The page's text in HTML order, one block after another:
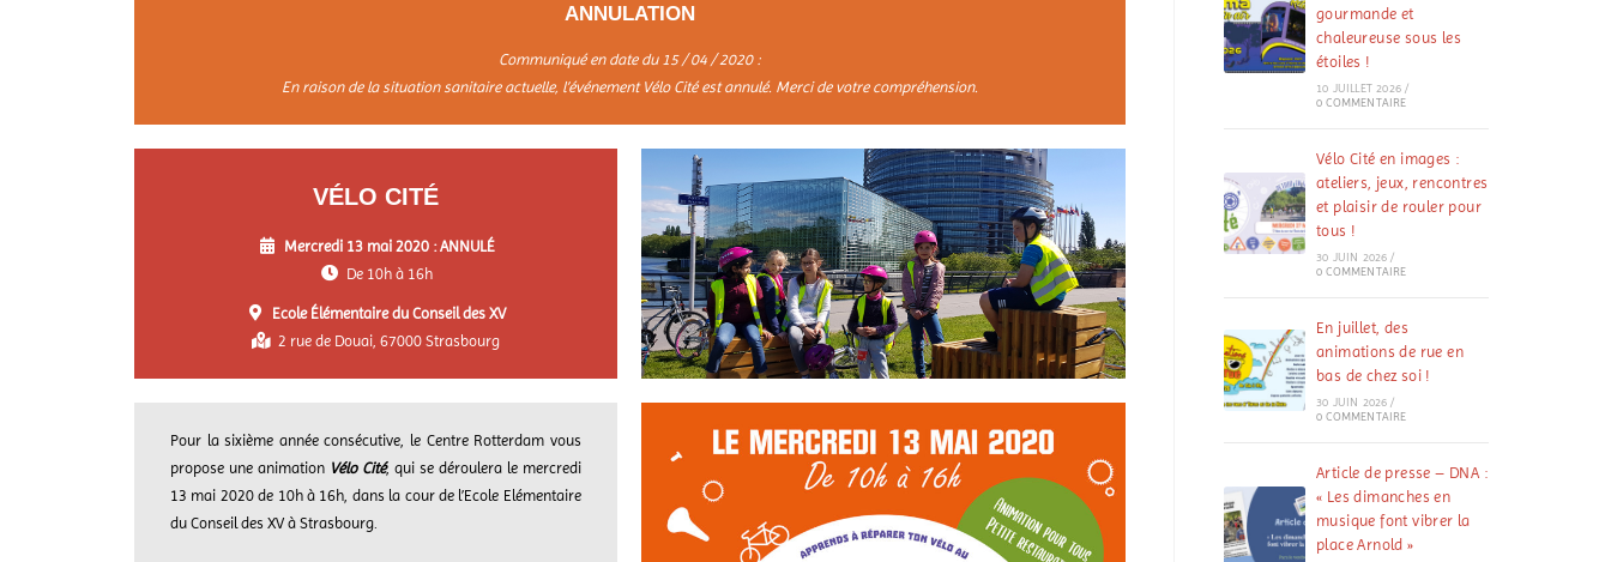
ANNULATION
Communiqué en date du 15 / 04 / 2020 :
En raison de la situation sanitaire actuelle, l’événement Vélo Cité est annulé. Merci de votre compréhension.
VÉLO CITÉ
Mercredi 13 mai 2020 : ANNULÉ
De 10h à 16h
Ecole Élémentaire du Conseil des XV
2 rue de Douai, 67000 Strasbourg
Pour la sixième année consécutive, le Centre Rotterdam vous
propose une animation Vélo Cité, qui se déroulera le mercredi
13 mai 2020 de 10h à 16h, dans la cour de l’Ecole Elémentaire
du Conseil des XV à Strasbourg.
gourmande et
chaleureuse sous les
étoiles !
10 JUILLET 2026 /
0 COMMENTAIRE
Vélo Cité en images :
ateliers, jeux, rencontres
et plaisir de rouler pour
tous !
30 JUIN 2026 /
0 COMMENTAIRE
En juillet, des
animations de rue en
bas de chez soi !
30 JUIN 2026 /
0 COMMENTAIRE
Article de presse – DNA :
« Les dimanches en
musique font vibrer la
place Arnold »